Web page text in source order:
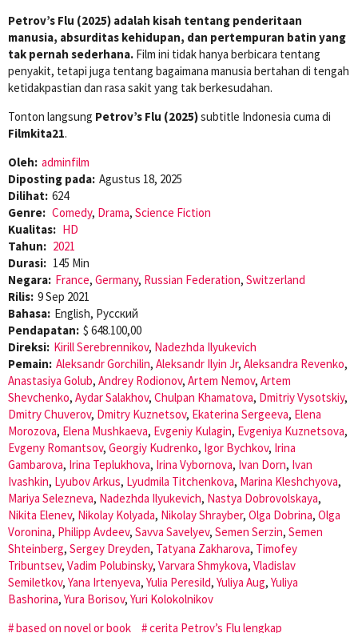
Petrov’s Flu (2025) adalah kisah tentang penderitaan
manusia, absurditas kehidupan, dan pertempuran batin yang
tak pernah sederhana. Film ini tidak hanya berbicara tentang
penyakit, tetapi juga tentang bagaimana manusia bertahan di tengah
ketidakpastian dan rasa sakit yang tak berkesudahan.
Tonton langsung Petrov’s Flu (2025)subtitle Indonesia cuma di
Filmkita21.
Oleh: adminfilm
Diposting pada: Agustus 18, 2025
Dilihat: 624
Genre: Comedy, Drama, Science Fiction
Kualitas: HD
Tahun: 2021
Durasi: 145 Min
Negara: France, Germany, Russian Federation, Switzerland
Rilis: 9 Sep 2021
Bahasa: English, Pусский
Pendapatan: $ 648.100,00
Direksi: Kirill Serebrennikov, Nadezhda Ilyukevich
Pemain: Aleksandr Gorchilin, Aleksandr Ilyin Jr, Aleksandra Revenko,
Anastasiya Golub, Andrey Rodionov, Artem Nemov, Artem
Shevchenko, Aydar Salakhov, Chulpan Khamatova, Dmitriy Vysotskiy,
Dmitry Chuverov, Dmitry Kuznetsov, Ekaterina Sergeeva, Elena
Morozova, Elena Mushkaeva, Evgeniy Kulagin, Evgeniya Kuznetsova,
Evgeny Romantsov, Georgiy Kudrenko, Igor Bychkov, Irina
Gambarova, Irina Teplukhova, Irina Vybornova, Ivan Dorn, Ivan
Ivashkin, Lyubov Arkus, Lyudmila Titchenkova, Marina Kleshchyova,
Mariya Selezneva, Nadezhda Ilyukevich, Nastya Dobrovolskaya,
Nikita Elenev, Nikolay Kolyada, Nikolay Shrayber, Olga Dobrina, Olga
Voronina, Philipp Avdeev, Savva Savelyev, Semen Serzin, Semen
Shteinberg, Sergey Dreyden, Tatyana Zakharova, Timofey
Tribuntsev, Vadim Polubinsky, Varvara Shmykova, Vladislav
Semiletkov, Yana Irtenyeva, Yulia Peresild, Yuliya Aug, Yuliya
Bashorina, Yura Borisov, Yuri Kolokolnikov
based on novel or book
cerita Petrov’s Flu lengkap